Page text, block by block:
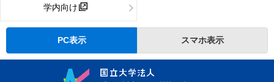
学内向け
PC表示 スマホ表示